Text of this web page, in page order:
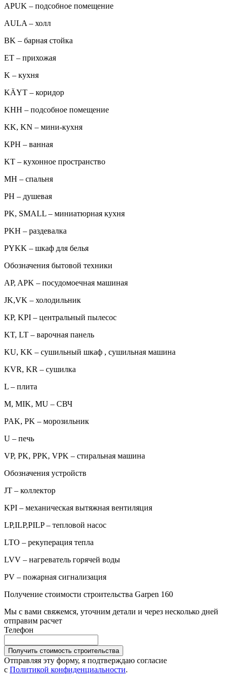
APUK – подсобное помещение
AULA – холл
BK – барная стойка
ET – прихожая
K – кухня
KÄYT – коридор
KHH – подсобное помещение
KK, KN – мини-кухня
KPH – ванная
KT – кухонное пространство
MH – спальня
PH – душевая
PK, SMALL – миниатюрная кухня
PKH – раздевалка
PYKK – шкаф для белья
Обозначения бытовой техники
AP, APK – посудомоечная машиная
JK,VK – холодильник
KP, KPI – центральный пылесос
KT, LT – варочная панель
KU, KK – сушильный шкаф , сушильная машина
KVR, KR – сушилка
L – плита
M, MIK, MU – СВЧ
PAK, PK – морозильник
U – печь
VP, PK, PPK, VPK – стиральная машина
Обозначения устройств
JT – коллектор
KPI – механическая вытяжная вентиляция
LP,ILP,PILP – тепловой насос
LTO – рекуперация тепла
LVV – нагреватель горячей воды
PV – пожарная сигнализация
Получение стоимости строительства Garpen 160
Мы с вами свяжемся, уточним детали и через несколько дней
отправим расчет
Телефон
Получить стоимость строительства
Отправляя эту форму, я подтверждаю согласие
с Политикой конфиденциальности.